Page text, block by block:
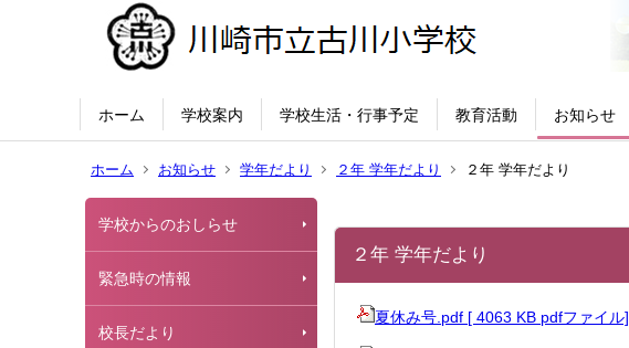
ホーム 学校案内 学校生活・行事予定 教育活動 お知らせ
ホーム お知らせ 学年だより ２年 学年だより ２年 学年だより
学校からのおしらせ
緊急時の情報
校長だより
２年 学年だより
夏休み号.pdf [ 4063 KB pdfファイル]